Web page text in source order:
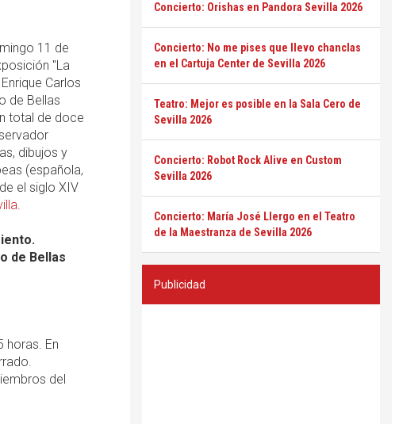
11 de
"La
Carlos
de Bellas
total de doce
dibujos y
(española,
el siglo XIV
.
de Bellas
horas. En
del
Concierto: Orishas en Pandora Sevilla 2026
Concierto: No me pises que llevo chanclas
en el Cartuja Center de Sevilla 2026
Teatro: Mejor es posible en la Sala Cero de
Sevilla 2026
Concierto: Robot Rock Alive en Custom
Sevilla 2026
Concierto: María José Llergo en el Teatro
de la Maestranza de Sevilla 2026
Publicidad